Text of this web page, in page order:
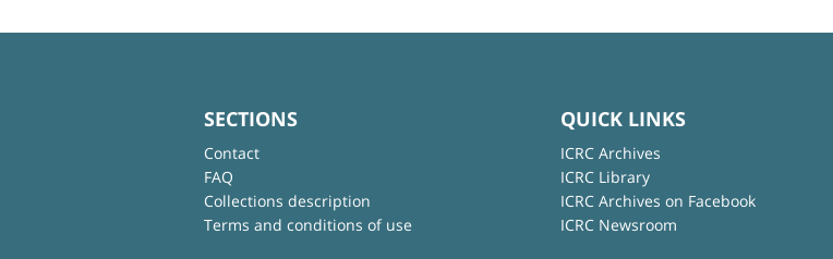
SECTIONS
Contact
FAQ
Collections description
Terms and conditions of use
QUICK LINKS
ICRC Archives
ICRC Library
ICRC Archives on Facebook
ICRC Newsroom